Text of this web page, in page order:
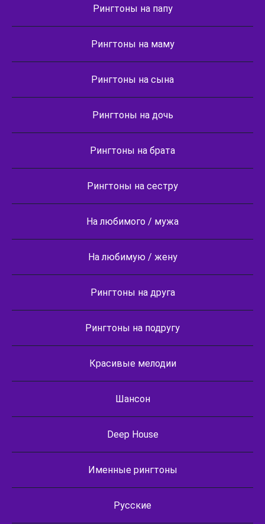
Рингтоны на папу
Рингтоны на маму
Рингтоны на сына
Рингтоны на дочь
Рингтоны на брата
Рингтоны на сестру
На любимого / мужа
На любимую / жену
Рингтоны на друга
Рингтоны на подругу
Красивые мелодии
Шансон
Deep House
Именные рингтоны
Русские